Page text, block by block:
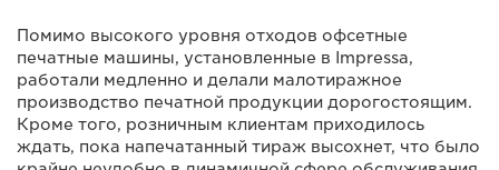
Помимо высокого уровня отходов офсетные
печатные машины, установленные в Impressa,
работали медленно и делали малотиражное
производство печатной продукции дорогостоящим.
Кроме того, розничным клиентам приходилось
ждать, пока напечатанный тираж высохнет, что было